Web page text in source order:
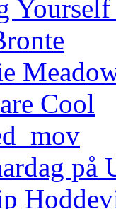
Yourself
Cool
på